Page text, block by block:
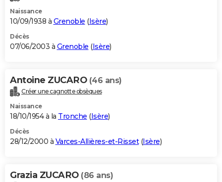
Naissance
10/09/1938 à Grenoble (Isère)
Décès
07/06/2003 à Grenoble (Isère)
Antoine ZUCARO (46 ans)
Créer une cagnotte obsèques
Naissance
18/10/1954 à la Tronche (Isère)
Décès
28/12/2000 à Varces-Allières-et-Risset(Isère)
Grazia ZUCARO (86 ans)